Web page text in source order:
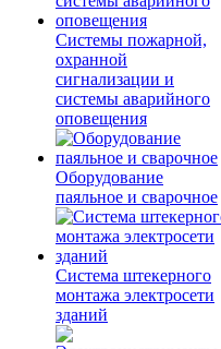
Системы пожарной,
охранной
сигнализации и
системы аварийного
оповещения
Оборудование
паяльное и сварочное
Система штекерного
монтажа электросети
зданий